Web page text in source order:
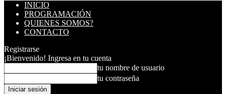
INICIO
PROGRAMACIÓN
QUIENES SOMOS?
CONTACTO
Registrarse
¡Bienvenido! Ingresa en tu cuenta
tu nombre de usuario
tu contraseña